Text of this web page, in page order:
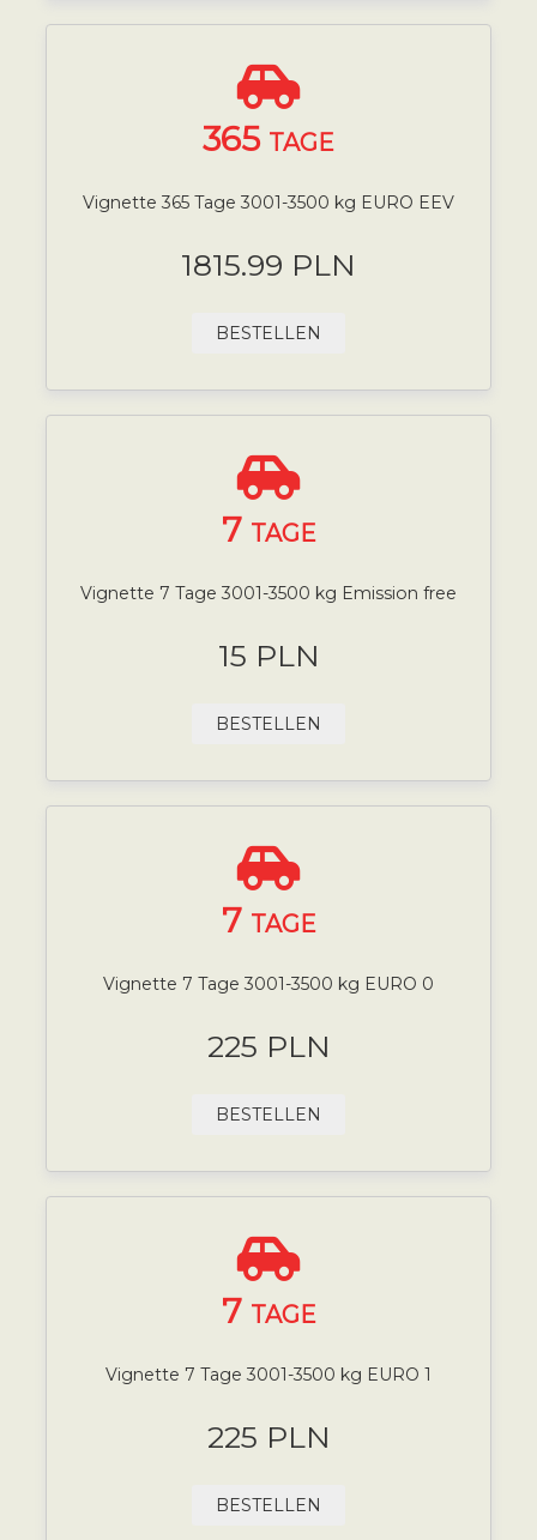
365 TAGE
Vignette 365 Tage 3001-3500 kg EURO EEV
1815.99 PLN
BESTELLEN
7 TAGE
Vignette 7 Tage 3001-3500 kg Emission free
15 PLN
BESTELLEN
7 TAGE
Vignette 7 Tage 3001-3500 kg EURO 0
225 PLN
BESTELLEN
7 TAGE
Vignette 7 Tage 3001-3500 kg EURO 1
225 PLN
BESTELLEN